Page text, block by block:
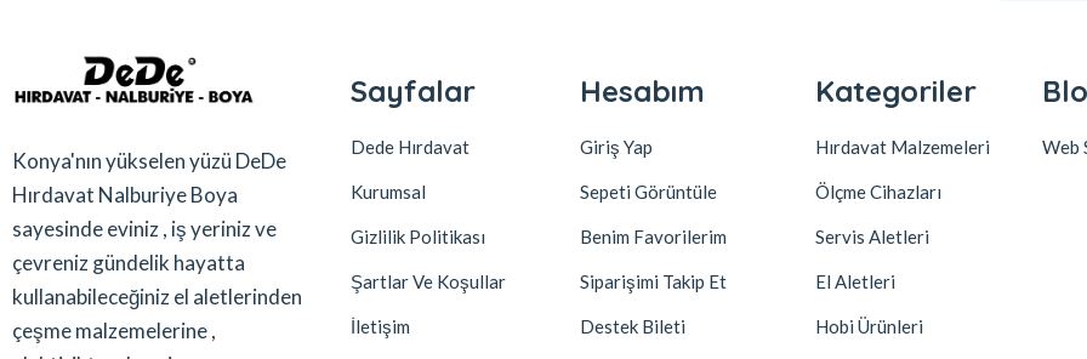
Konya'nın yükselen yüzü DeDe
Hırdavat Nalburiye Boya
sayesinde eviniz , iş yeriniz ve
çevreniz gündelik hayatta
kullanabileceğiniz el aletlerinden
çeşme malzemelerine ,
Sayfalar
Dede Hırdavat
Kurumsal
Gizlilik Politikası
Şartlar Ve Koşullar
İletişim
Hesabım
Giriş Yap
Sepeti Görüntüle
Benim Favorilerim
Siparişimi Takip Et
Destek Bileti
Kategoriler
Hırdavat Malzemeleri
Ölçme Cihazları
Servis Aletleri
El Aletleri
Hobi Ürünleri
Web